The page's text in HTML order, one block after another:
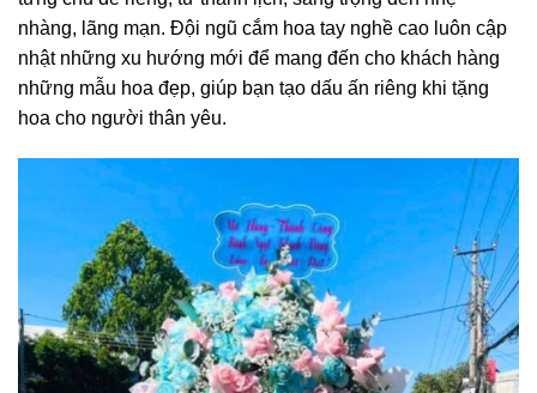
nhàng, lãng mạn. Đội ngũ cắm hoa tay nghề cao luôn cập
nhật những xu hướng mới để mang đến cho khách hàng
những mẫu hoa đẹp, giúp bạn tạo dấu ấn riêng khi tặng
hoa cho người thân yêu.